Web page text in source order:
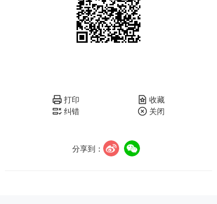
打印
收藏
纠错
关闭
分享到：